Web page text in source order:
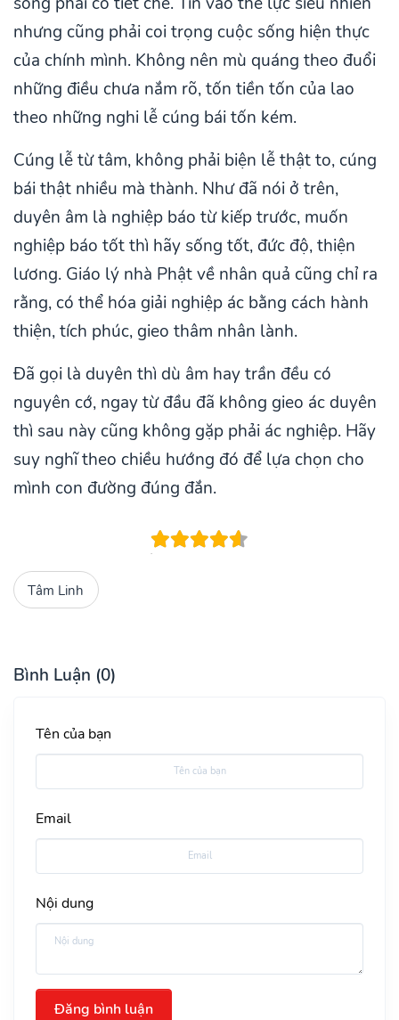
nhưng cũng phải coi trọng cuộc sống hiện thực
của chính mình. Không nên mù quáng theo đuổi
những điều chưa nắm rõ, tốn tiền tốn của lao
theo những nghi lễ cúng bái tốn kém.
Cúng lễ từ tâm, không phải biện lễ thật to, cúng
bái thật nhiều mà thành. Như đã nói ở trên,
duyên âm là nghiệp báo từ kiếp trước, muốn
nghiệp báo tốt thì hãy sống tốt, đức độ, thiện
lương. Giáo lý nhà Phật về nhân quả cũng chỉ ra
rằng, có thể hóa giải nghiệp ác bằng cách hành
thiện, tích phúc, gieo thâm nhân lành.
Đã gọi là duyên thì dù âm hay trần đều có
nguyên cớ, ngay từ đầu đã không gieo ác duyên
thì sau này cũng không gặp phải ác nghiệp. Hãy
suy nghĩ theo chiều hướng đó để lựa chọn cho
mình con đường đúng đắn.
Tâm Linh
Bình Luận (0)
Tên của bạn
Email
Nội dung
Đăng bình luận